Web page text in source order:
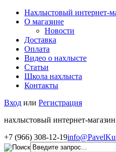
Нахлыстовый интернет-
О магазине
Новости
Доставка
Оплата
Видео о нахлысте
Статьи
Школа нахлыста
Контакты
Вход или Регистрация
нахлыстовый интернет-магазин
+7 (966) 308-12-19